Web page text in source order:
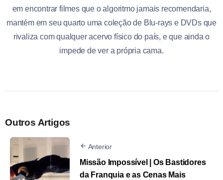
em encontrar filmes que o algoritmo jamais recomendaria,
mantém em seu quarto uma coleção de Blu-rays e DVDs que
rivaliza com qualquer acervo físico do país, e que ainda o
impede de ver a própria cama.
Outros Artigos
Anterior
Missão Impossível | Os Bastidores
da Franquia e as Cenas Mais